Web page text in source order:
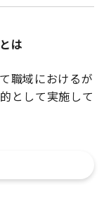
は
職域におけるが
として実施して